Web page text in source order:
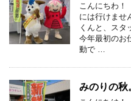
こんにちわ
には行けませ
くんと、スタ
今年最初のお
動で …
みのりの秋